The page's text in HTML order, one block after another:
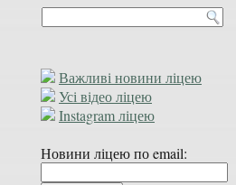
Важливі новини ліцею
Усі відео ліцею
Instagram ліцею
Новини ліцею по email: